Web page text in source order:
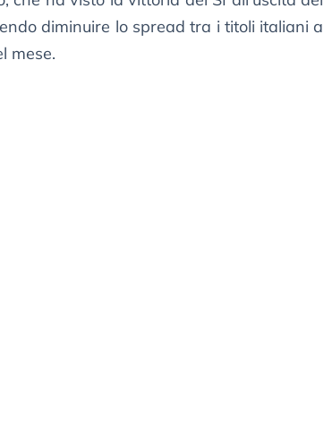
diminuire lo spread tra i titoli italiani a
mese.